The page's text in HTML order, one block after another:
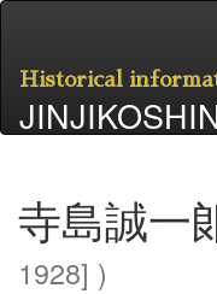
Historical
寺島誠一
1928] )